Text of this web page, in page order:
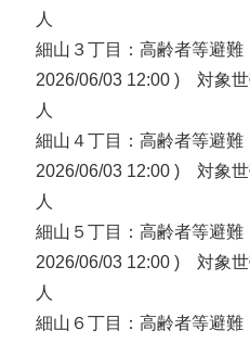
人
細山３丁目：高齢者等避
2026/06/03 12:00 ) 対象
人
細山４丁目：高齢者等避
2026/06/03 12:00 ) 対象
人
細山５丁目：高齢者等避
2026/06/03 12:00 ) 対象
人
細山６丁目：高齢者等避